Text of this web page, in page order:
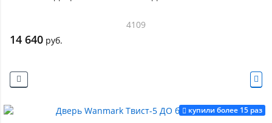
4109
14 640 руб.
купили более 15 раз